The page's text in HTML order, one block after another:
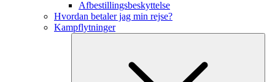
Afbestillingsbeskyttelse
Hvordan betaler jag min rejse?
Kampflytninger